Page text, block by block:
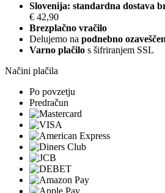
Slovenija: standardna dostava
€ 42,90
Brezplačno vračilo
Delujemo na podnebno
Varno plačilo s šifriranjem SSL
Načini plačila
Po povzetju
Predračun